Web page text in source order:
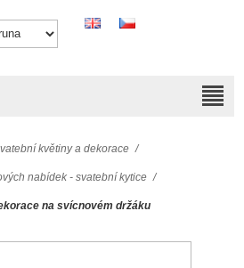
květiny a dekorace /
nabídek - svatební kytice /
na svícnovém držáku